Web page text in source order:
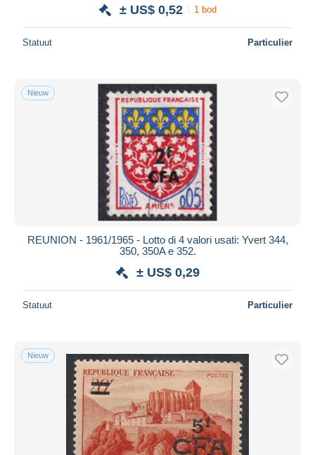
± US$ 0,52 1 bod
Statuut Particulier
Nieuw
REUNION - 1961/1965 - Lotto di 4 valori usati: Yvert 344,
350, 350A e 352.
± US$ 0,29
Statuut Particulier
Nieuw